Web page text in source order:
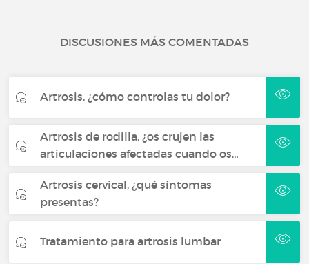
DISCUSIONES MÁS COMENTADAS
Artrosis, ¿cómo controlas tu dolor?
Artrosis de rodilla, ¿os crujen las
articulaciones afectadas cuando os…
Artrosis cervical, ¿qué síntomas
presentas?
Tratamiento para artrosis lumbar